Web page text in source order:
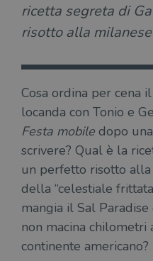
ricetta segreta di
risotto alla
Cosa ordina per cena
locanda con Tonio e
Festa mobile dopo
scrivere? Qual è la
un perfetto risotto
della “celestiale
mangia il Sal Paradise
non macina
continente americano?